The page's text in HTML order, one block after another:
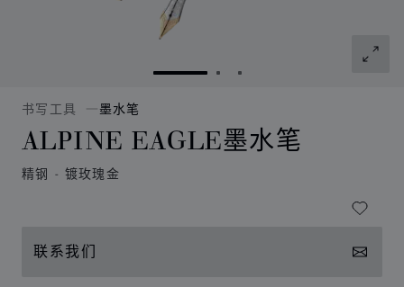
转到幻灯片 1转到幻灯片 2
转到幻灯片 3
书写工具 墨水笔
ALPINE EAGLE墨水笔
精钢 - 镀玫瑰金
联系我们